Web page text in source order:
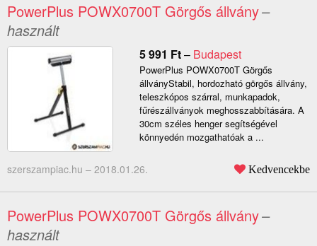
PowerPlus POWX0700T Görgős állvány–
használt
5 991 Ft– Budapest
PowerPlus POWX0700T Görgős
állványStabil, hordozható görgős állvány,
teleszkópos szárral, munkapadok,
fűrészállványok meghosszabbítására. A
30cm széles henger segítségével
könnyedén mozgathatóak a ...
szerszampiac.hu – 2018.01.26. Kedvencekbe
PowerPlus POWX0700T Görgős állvány–
használt